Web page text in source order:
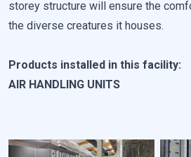
storey structure will ensure the
the diverse creatures it houses.
Products installed in this facility:
AIR HANDLING UNITS
Неклассифицированные файлы
поставщиками отдельных cookies.